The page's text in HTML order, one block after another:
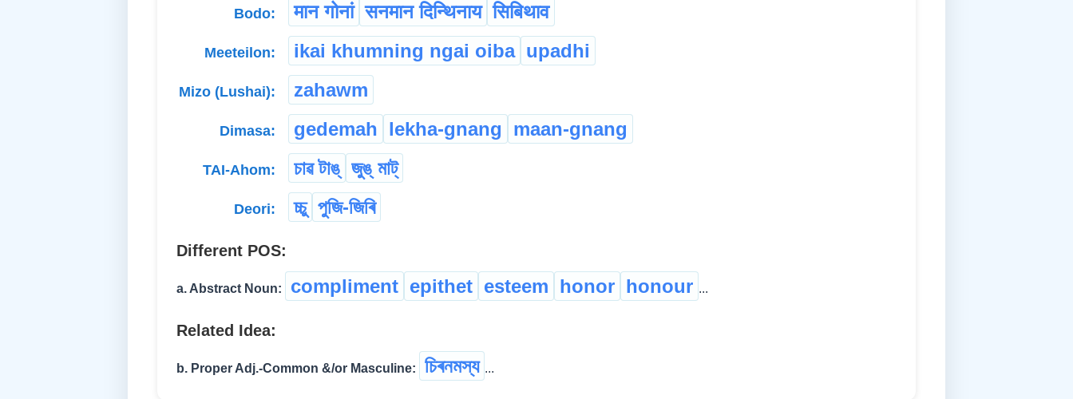
Bodo: मान गोनां सनमान दिन्थिनाय सिबिथाव
Meeteilon: ikai khumning ngai oiba upadhi
Mizo (Lushai): zahawm
Dimasa: gedemah lekha-gnang maan-gnang
TAI-Ahom: চাৱ টাঙ্ জুঙ্ মাট্
Deori: চ্চু পুজি-জিৰি
Different POS:
a. Abstract Noun: compliment epithet esteem honor honour ...
Related Idea:
b. Proper Adj.-Common &/or Masculine: চিৰনমস্য ...